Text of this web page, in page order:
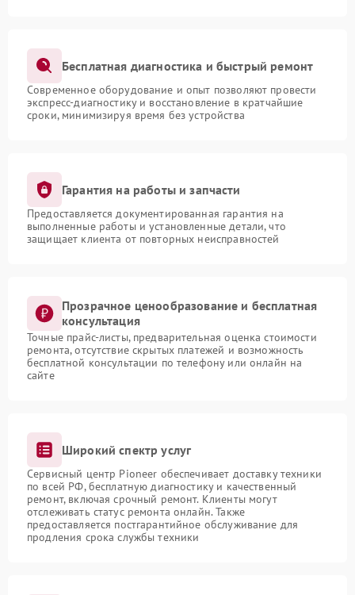
Бесплатная диагностика и быстрый ремонт
Современное оборудование и опыт позволяют провести
экспресс-диагностику и восстановление в кратчайшие
сроки, минимизируя время без устройства
Гарантия на работы и запчасти
Предоставляется документированная гарантия на
выполненные работы и установленные детали, что
защищает клиента от повторных неисправностей
Прозрачное ценообразование и бесплатная
консультация
Точные прайс-листы, предварительная оценка стоимости
ремонта, отсутствие скрытых платежей и возможность
бесплатной консультации по телефону или онлайн на
сайте
Широкий спектр услуг
Сервисный центр Pioneer обеспечивает доставку техники
по всей РФ, бесплатную диагностику и качественный
ремонт, включая срочный ремонт. Клиенты могут
отслеживать статус ремонта онлайн. Также
предоставляется постгарантийное обслуживание для
продления срока службы техники